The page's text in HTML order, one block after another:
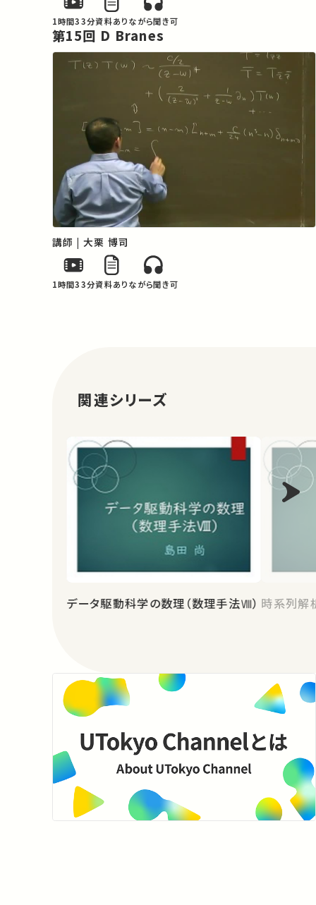
1時間33分資料ありながら聞き可
第15回 D Branes
講師 | 大栗 博司
1時間33分資料ありながら聞き可
関連シリーズ
データ駆動科学の数理（数理手法Ⅷ） 時系列解